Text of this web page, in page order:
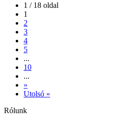
1 / 18 oldal
1
2
3
4
5
...
10
...
»
Utolsó »
Rólunk